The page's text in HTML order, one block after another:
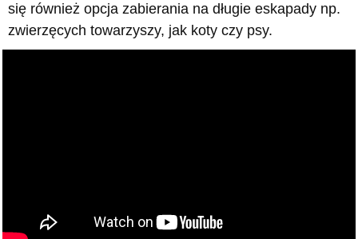
się również opcja zabierania na długie eskapady np.
zwierzęcych towarzyszy, jak koty czy psy.